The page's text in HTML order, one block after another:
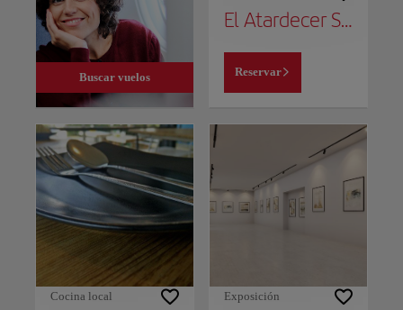
Buscar vuelos
El Atardecer Skyline
Reservar
Cocina local Exposición